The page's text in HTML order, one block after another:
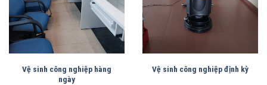
Vệ sinh công nghiệp hàng
ngày
Vệ sinh công nghiệp định kỳ